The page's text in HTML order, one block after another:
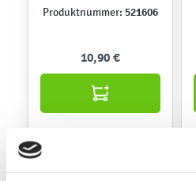
Produktnummer: 521606
10,90 €